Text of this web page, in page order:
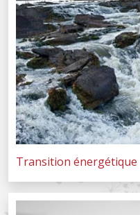
Transition énergétique